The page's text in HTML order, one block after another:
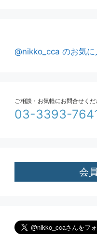
@nikko_cca のお気
ご相談・お気軽にお問合せくだ
03-3393-
会